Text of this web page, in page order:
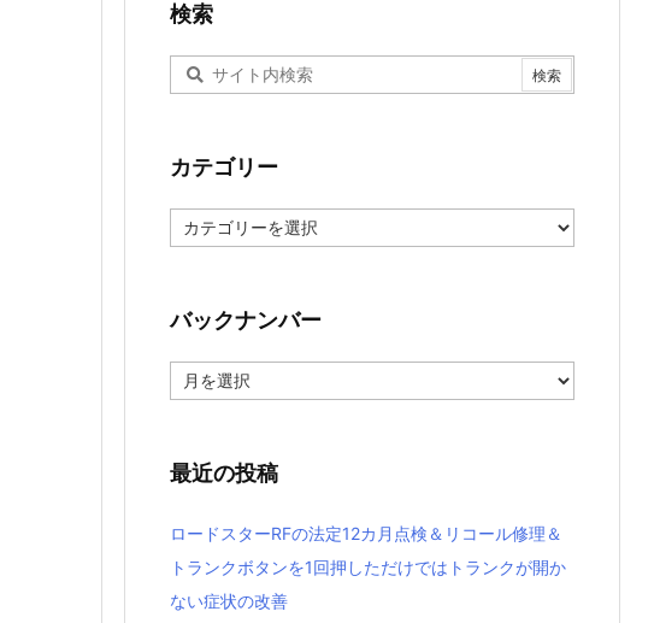
検索
カテゴリー
テ
ー
バックナンバー
ッ
ン
バ
最近の投稿
ロードスターRFの法定12カ月点検＆リコール修理＆
トランクボタンを1回押しただけではトランクが開か
ない症状の改善